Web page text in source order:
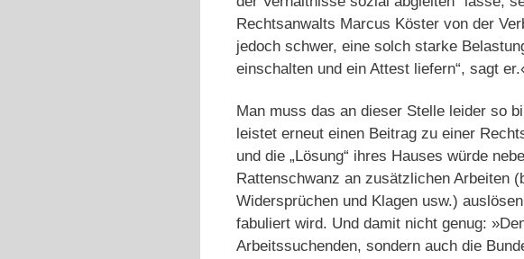
Rechtsanwalts Marcus Köster von der
jedoch schwer, eine solch starke
einschalten und ein Attest liefern“, sagt
Man muss das an dieser Stelle leider so
leistet erneut einen Beitrag zu einer
und die „Lösung“ ihres Hauses würde
Rattenschwanz an zusätzlichen Arbeiten
Widersprüchen und Klagen usw.)
fabuliert wird. Und damit nicht genug:
Arbeitssuchenden, sondern auch die